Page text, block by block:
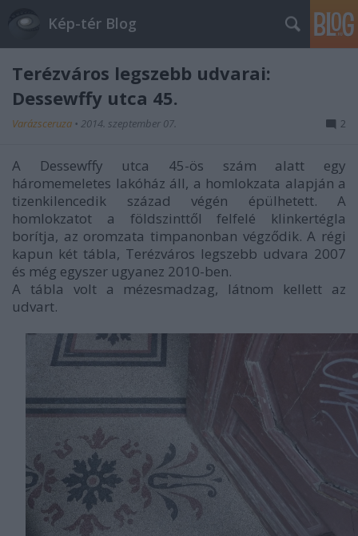
Kép-tér Blog
Terézváros legszebb udvarai:
Dessewffy utca 45.
Varázsceruza • 2014. szeptember 07. 2
A Dessewffy utca 45-ös szám alatt egy
háromemeletes lakóház áll, a homlokzata alapján a
tizenkilencedik század végén épülhetett. A
homlokzatot a földszinttől felfelé klinkertégla
borítja, az oromzata timpanonban végződik. A régi
kapun két tábla, Terézváros legszebb udvara 2007
és még egyszer ugyanez 2010-ben.
A tábla volt a mézesmadzag, látnom kellett az
udvart.